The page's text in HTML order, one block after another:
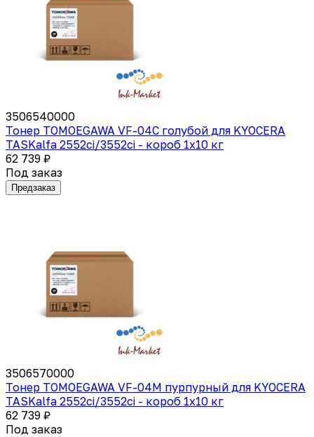
3506540000
Тонер TOMOEGAWA VF-04C голубой для KYOCERA
TASKalfa 2552ci/3552ci - короб 1х10 кг
62 739 ₽
Под заказ
Предзаказ
3506570000
Тонер TOMOEGAWA VF-04M пурпурный для KYOCERA
TASKalfa 2552ci/3552ci - короб 1х10 кг
62 739 ₽
Под заказ